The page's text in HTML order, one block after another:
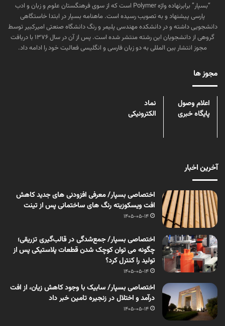
“بسپار” برابرنهاده واژه Polymer است که از سوی فرهنگستان علوم و زبان و ادب
پارسی پیشنهاد و به تصویب رسیده است. ماهنامه بسپار در ابتدا خاستگاهی
دانشجویی داشته و در دانشکده مهندسی پلیمر و رنگ دانشگاه صنعتی امیرکبیر توسط
گروهی از دانشجویان این رشته منتشر شده است. پس از آن در سال ۱۳۷۶ با دریافت
مجوز انتشار بین المللی به دو زبان فارسی و انگلیسی فعالیت خود را ادامه داد.
مجوز ها
اعلام وصول
پایگاه خبری
نماد
الکترونیکی
آخرین اخبار
اختصاصی بسپار/ معرفی افزودنی های جدید کاهش
افت ویسکوزیته رنگ های ساختمانی پس از تینت
1405-05-14
اختصاصی بسپار/ جمع‌شدگی در قالب‌گیری تزریقی؛
چگونه می توان کوچک شدن قطعات پلاستیکی پس از
تولید را کنترل کرد؟
1405-05-14
اختصاصی بسپار/ سابیک با وجود کاهش زیان، از افت
درآمد و اختلال در زنجیره تامین خبر داد
1405-05-14